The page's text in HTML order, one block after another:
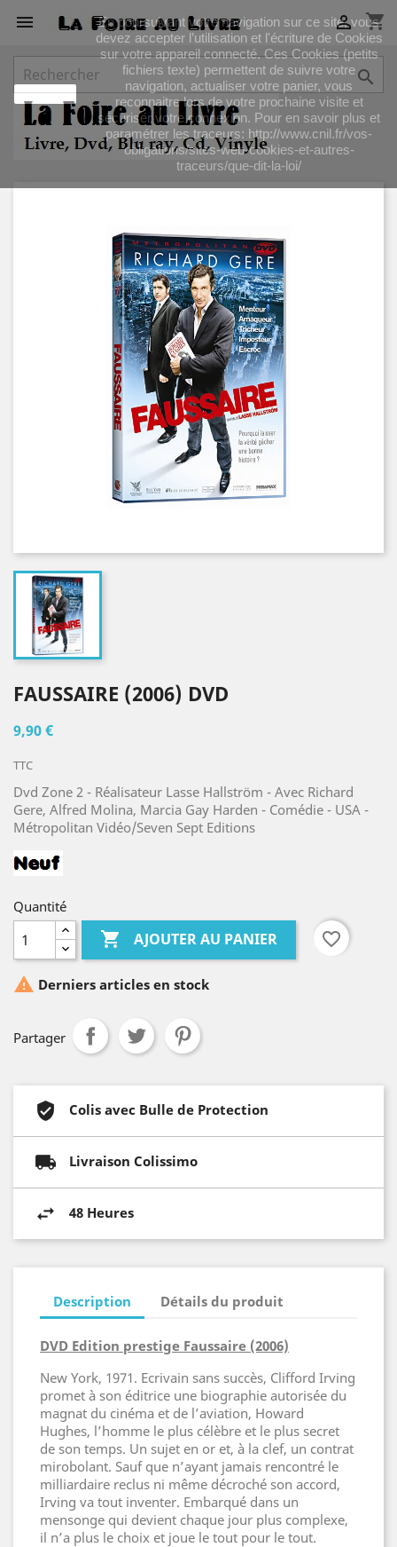
J'accepte
En poursuivant votre navigation sur ce site, vous
devez accepter l’utilisation et l'écriture de Cookies
sur votre appareil connecté. Ces Cookies (petits
fichiers texte) permettent de suivre votre
navigation, actualiser votre panier, vous
reconnaitre lors de votre prochaine visite et
sécuriser votre connexion. Pour en savoir plus et
paramétrer les traceurs: http://www.cnil.fr/vos-
obligations/sites-web-cookies-et-autres-
traceurs/que-dit-la-loi/
 shopping_cart


FAUSSAIRE (2006) DVD
9,90 €
TTC
Dvd Zone 2 - Réalisateur Lasse Hallström - Avec Richard
Gere, Alfred Molina, Marcia Gay Harden - Comédie - USA -
Métropolitan Vidéo/Seven Sept Editions
Quantité
 AJOUTER AU PANIER favorite_border
 Derniers articles en stock
Partager
Colis avec Bulle de Protection
Livraison Colissimo
48 Heures
Description Détails du produit
DVD Edition prestige Faussaire (2006)
New York, 1971. Ecrivain sans succès, Clifford Irving
promet à son éditrice une biographie autorisée du
magnat du cinéma et de l’aviation, Howard
Hughes, l’homme le plus célèbre et le plus secret
de son temps. Un sujet en or et, à la clef, un contrat
mirobolant. Sauf que n’ayant jamais rencontré le
milliardaire reclus ni même décroché son accord,
Irving va tout inventer. Embarqué dans un
mensonge qui devient chaque jour plus complexe,
il n’a plus le choix et joue le tout pour le tout.